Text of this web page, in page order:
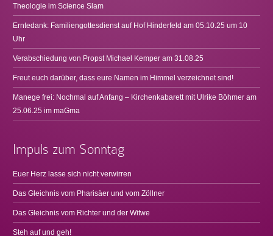
Theologie im Science Slam
Erntedank: Familiengottesdienst auf Hof Hinderfeld am 05.10.25 um 10
Uhr
Verabschiedung von Propst Michael Kemper am 31.08.25
Freut euch darüber, dass eure Namen im Himmel verzeichnet sind!
Manege frei: Nochmal auf Anfang – Kirchenkabarett mit Ulrike Böhmer am
25.06.25 im maGma
Impuls zum Sonntag
Euer Herz lasse sich nicht verwirren
Das Gleichnis vom Pharisäer und vom Zöllner
Das Gleichnis vom Richter und der Witwe
Steh auf und geh!